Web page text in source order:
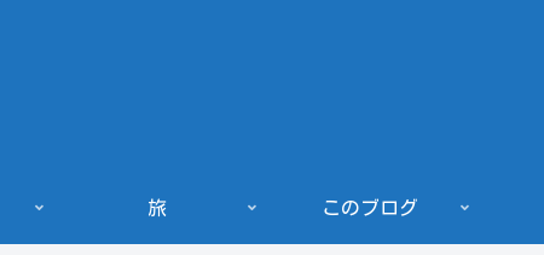
旅 このブログ